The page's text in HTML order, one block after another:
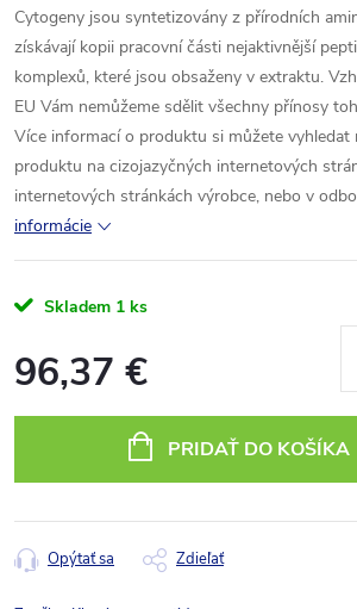
Cytogeny jsou syntetizovány z přírodních
získávají kopii pracovní části nejaktivnější
komplexů, které jsou obsaženy v extraktu.
EU Vám nemůžeme sdělit všechny přínosy
Více informací o produktu si můžete vyhledat
produktu na cizojazyčných internetových
internetových stránkách výrobce, nebo v
informácie
Skladem 1 ks
96,37 €
PRIDAŤ DO KOŠÍKA
Opýtať sa Zdieľať